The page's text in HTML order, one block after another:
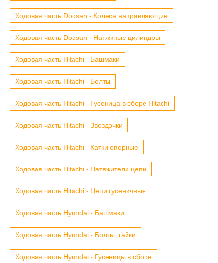
Ходовая часть Doosan - Колеса направляющие
Ходовая часть Doosan - Натяжные цилиндры
Ходовая часть Hitachi - Башмаки
Ходовая часть Hitachi - Болты
Ходовая часть Hitachi - Гусеница в сборе Hitachi
Ходовая часть Hitachi - Звездочки
Ходовая часть Hitachi - Катки опорные
Ходовая часть Hitachi - Натяжители цепи
Ходовая часть Hitachi - Цепи гусеничные
Ходовая часть Hyundai - Башмаки
Ходовая часть Hyundai - Болты, гайки
Ходовая часть Hyundai - Гусеницы в сборе